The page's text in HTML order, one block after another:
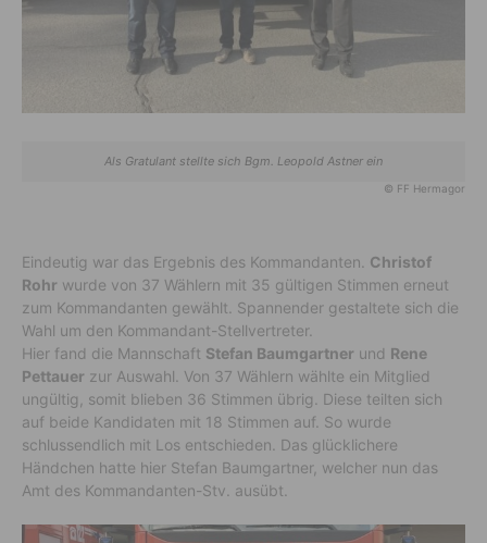
Als Gratulant stellte sich Bgm. Leopold Astner ein
© FF Hermagor
Eindeutig war das Ergebnis des Kommandanten. Christof
Rohr wurde von 37 Wählern mit 35 gültigen Stimmen erneut
zum Kommandanten gewählt. Spannender gestaltete sich die
Wahl um den Kommandant-Stellvertreter.
Hier fand die Mannschaft Stefan Baumgartner und Rene
Pettauer zur Auswahl. Von 37 Wählern wählte ein Mitglied
ungültig, somit blieben 36 Stimmen übrig. Diese teilten sich
auf beide Kandidaten mit 18 Stimmen auf. So wurde
schlussendlich mit Los entschieden. Das glücklichere
Händchen hatte hier Stefan Baumgartner, welcher nun das
Amt des Kommandanten-Stv. ausübt.